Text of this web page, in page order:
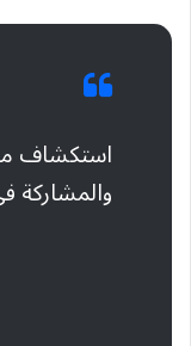
استكشاف
والمشاركة